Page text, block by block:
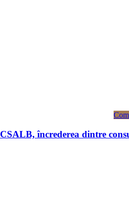
încrederea dintre